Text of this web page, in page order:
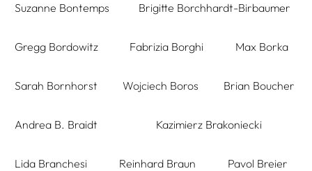
Suzanne Bontemps Brigitte Borchhardt-Birbaumer
Gregg Bordowitz Fabrizia Borghi Max Borka
Sarah Bornhorst Wojciech Boros Brian Boucher
Andrea B. Braidt Kazimierz Brakoniecki
Lida Branchesi Reinhard Braun Pavol Breier